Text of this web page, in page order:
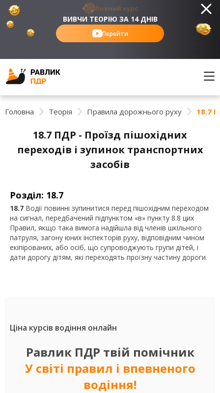
Повний курс
ВИВЧИ ТЕОРІЮ ЗА 14 ДНІВ
Перейти
Головна Теорія Правила дорожнього руху 18.7
18.7 ПДР - Проїзд пішохідних
переходів і зупинок транспортних
засобів
Розділ: 18.7
18.7 Водії повинні зупинитися перед пішохідним переходом
на сигнал, передбачений підпунктом «в» пункту 8.8 цих
Правил, якщо така вимога надійшла від членів шкільного
патруля, загону юних інспекторів руху, відповідним чином
екіпірованих, або осіб, що супроводжують групи дітей, і
дати дорогу дітям, які переходять проїзну частину дороги.
Ціна курсів водіння онлайн
Равлик ПДР твій помічник
У світі правил і впевненого
водіння!